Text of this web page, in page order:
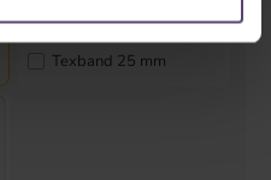
Texband 25 mm